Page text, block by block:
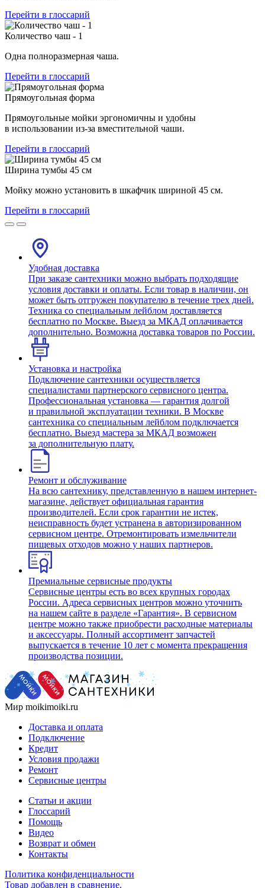
Перейти в глоссарий
Количество чаш - 1
Одна полноразмерная чаша.
Перейти в глоссарий
Прямоугольная форма
Прямоугольные мойки эргономичны и удобны
в использовании из-за вместительной чаши.
Перейти в глоссарий
Ширина тумбы 45 см
Мойку можно установить в шкафчик шириной 45 см.
Перейти в глоссарий
Удобная доставка
При заказе сантехники можно выбрать подходящие
условия доставки и оплаты. Если товар в наличии, он
может быть отгружен покупателю в течение трех дней.
Техника со специальным лейблом доставляется
бесплатно по Москве. Выезд за МКАД оплачивается
дополнительно. Возможна доставка товаров по России.
Установка и настройка
Подключение сантехники осуществляется
специалистами партнерского сервисного центра.
Профессиональная установка — гарантия долгой
и правильной эксплуатации техники. В Москве
сантехника со специальным лейблом подключается
бесплатно. Выезд мастера за МКАД возможен
за дополнительную плату.
Ремонт и обслуживание
На всю сантехнику, представленную в нашем интернет-
магазине, действует официальная гарантия
производителей. Если срок гарантии не истек,
неисправность будет устранена в авторизированном
сервисном центре. Отремонтировать измельчители
пищевых отходов можно у наших партнеров.
Премиальные сервисные продукты
Сервисные центры есть во всех крупных городах
России. Адреса сервисных центров можно уточнить
на нашем сайте в разделе «Гарантия». В сервисном
центре можно также приобрести расходные материалы
и аксессуары. Полный ассортимент запчастей
выпускается в течение 10 лет с момента прекращения
производства позиции.
Мир moikimoiki.ru
Доставка и оплата
Подключение
Кредит
Условия продажи
Ремонт
Сервисные центры
Статьи и акции
Глоссарий
Помощь
Видео
Возврат и обмен
Контакты
Политика конфиденциальности
Товар добавлен в сравнение.